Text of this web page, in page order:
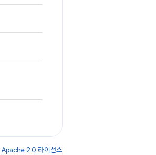
Apache 2.0 라이선스